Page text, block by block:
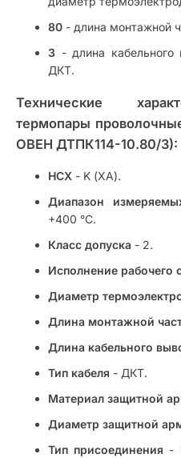
80 - длина монтажной
3 - длина
ДКТ.
Технические
термопары
ОВЕН ДТПК114-10.80/3):
НСХ - K (ХА).
Диапазон
+400 °С.
Класс допуска - 2.
Исполнение рабочего
Диаметр
Длина монтажной
Длина кабельного
Тип кабеля - ДКТ.
Материал защитной
Диаметр защитной
Тип присоединения -